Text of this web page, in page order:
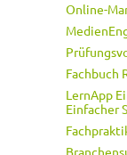
Online-
Fachbuch
LernApp
Einfacher